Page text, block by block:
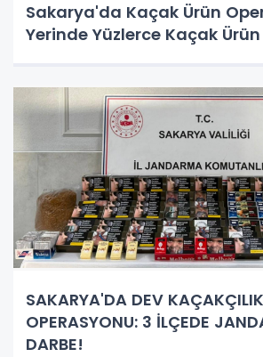
Sakarya'da Kaçak Ürün
Yerinde Yüzlerce Kaçak
SAKARYA'DA DEV KAÇAKÇILIK
OPERASYONU: 3 İLÇEDE
DARBE!